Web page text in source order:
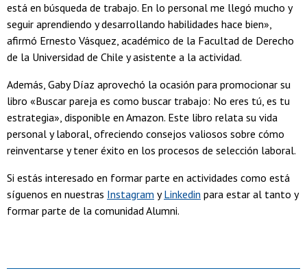
está en búsqueda de trabajo. En lo personal me llegó mucho y
seguir aprendiendo y desarrollando habilidades hace bien»,
afirmó Ernesto Vásquez, académico de la Facultad de Derecho
de la Universidad de Chile y asistente a la actividad.
Además, Gaby Díaz aprovechó la ocasión para promocionar su
libro «Buscar pareja es como buscar trabajo: No eres tú, es tu
estrategia», disponible en Amazon. Este libro relata su vida
personal y laboral, ofreciendo consejos valiosos sobre cómo
reinventarse y tener éxito en los procesos de selección laboral.
Si estás interesado en formar parte en actividades como está
síguenos en nuestras Instagram yLinkedin para estar al tanto y
formar parte de la comunidad Alumni.